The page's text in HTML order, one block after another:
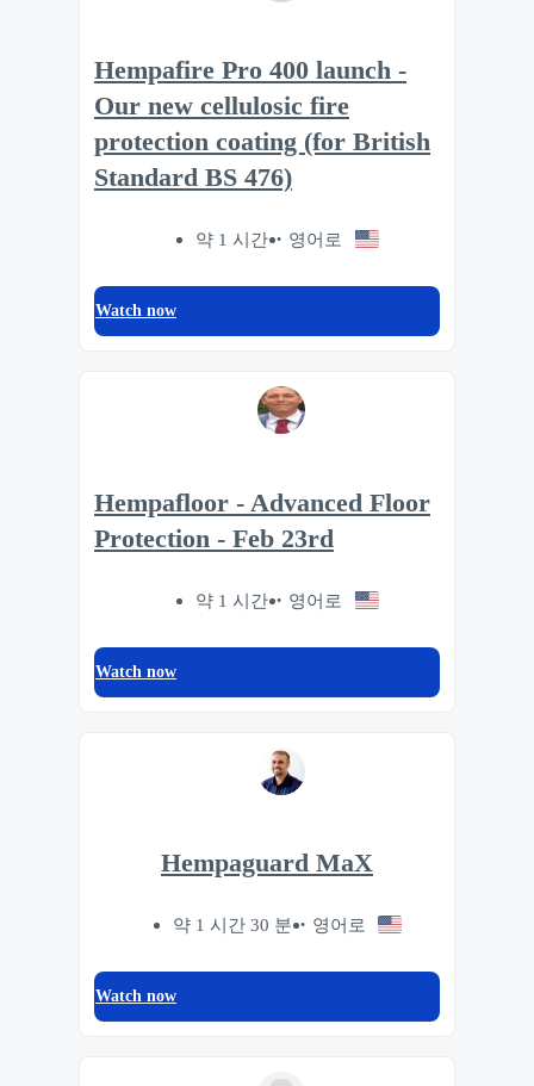
Hempafire Pro 400 launch -
Our new cellulosic fire
protection coating (for British
Standard BS 476)
약 1 시간 영어로
Watch now
Hempafloor - Advanced Floor
Protection - Feb 23rd
약 1 시간 영어로
Watch now
Hempaguard MaX
약 1 시간 30 분 영어로
Watch now